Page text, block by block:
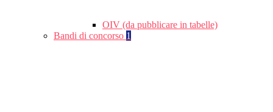
OIV (da pubblicare in tabelle)
Bandi di concorso 1